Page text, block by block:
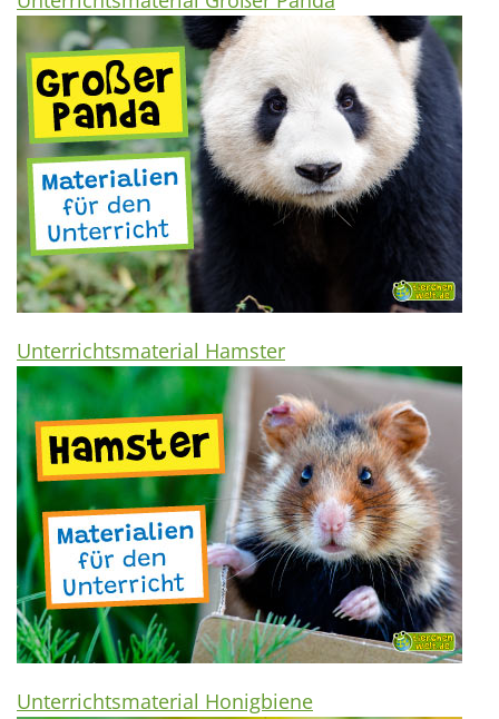
Unterrichtsmaterial Hamster
Unterrichtsmaterial Honigbiene